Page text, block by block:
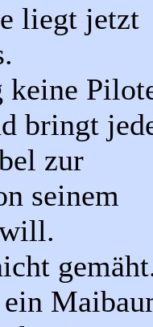
liegt jetzt
keine
bringt
zur
seinem